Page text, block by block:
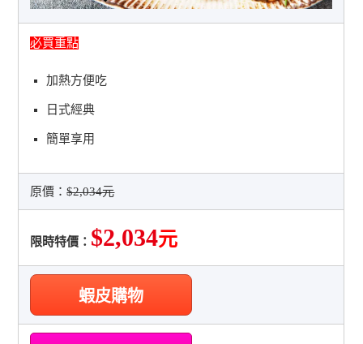
必買重點
加熱方便吃
日式經典
簡單享用
原價：$2,034元
限時特價： $2,034元
蝦皮購物